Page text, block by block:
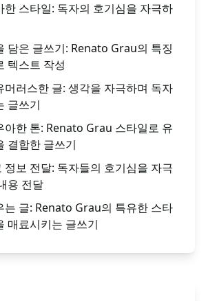
한 스타일: 독자의 호기심을 자극하
담은 글쓰기: Renato Grau의 특징
텍스트 작성
머러스한 글: 생각을 자극하며 독자
글쓰기
아한 톤: Renato Grau 스타일로 유
결합한 글쓰기
정보 전달: 독자들의 호기심을 자극
용 전달
는 글: Renato Grau의 특유한 스타
매료시키는 글쓰기